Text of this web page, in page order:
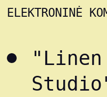
ELEKTRONINĖ
"Linen